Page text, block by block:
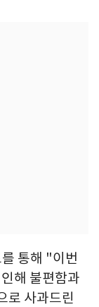
통해 "이번
해 불편함과
로 사과드린